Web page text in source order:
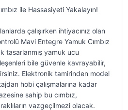
ile Hassasiyeti Yakalayın!
çalışırken ihtiyacınız olan
Mavi Entegre Yamuk Cımbız
tasarlanmış yamuk ucu
bile güvenle kavrayabilir,
Elektronik tamirinden model
hobi çalışmalarına kadar
sahip bu cımbız,
vazgeçilmezi olacak.